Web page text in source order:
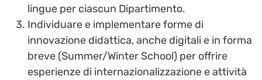
lingue per ciascun Dipartimento.
Individuare e implementare forme di
innovazione didattica, anche digitali e in forma
breve (Summer/Winter School) per offrire
esperienze di internazionalizzazione e attività